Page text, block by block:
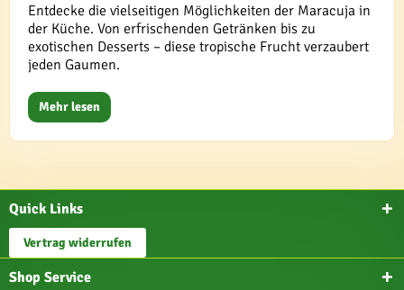
Entdecke die vielseitigen Möglichkeiten der Maracuja in
der Küche. Von erfrischenden Getränken bis zu
exotischen Desserts – diese tropische Frucht verzaubert
jeden Gaumen.
Mehr lesen
Quick Links
Vertrag widerrufen
Shop Service